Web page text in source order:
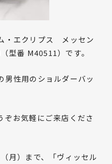
・エクリプス メッセン
型番 M40511）です。
男性用のショルダーバッ
ぞお気軽にご来店くださ
月）まで、「ヴィッセル